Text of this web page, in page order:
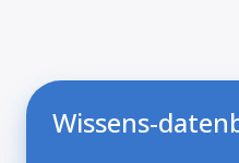
Wissens-